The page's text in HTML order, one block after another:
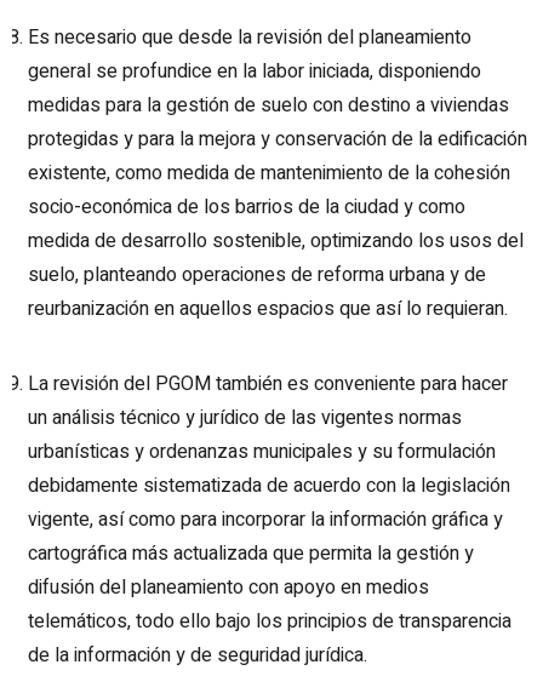
Es necesario que desde la revisión del planeamiento
general se profundice en la labor iniciada, disponiendo
medidas para la gestión de suelo con destino a viviendas
protegidas y para la mejora y conservación de la edificación
existente, como medida de mantenimiento de la cohesión
socio-económica de los barrios de la ciudad y como
medida de desarrollo sostenible, optimizando los usos del
suelo, planteando operaciones de reforma urbana y de
reurbanización en aquellos espacios que así lo requieran.
La revisión del PGOM también es conveniente para hacer
un análisis técnico y jurídico de las vigentes normas
urbanísticas y ordenanzas municipales y su formulación
debidamente sistematizada de acuerdo con la legislación
vigente, así como para incorporar la información gráfica y
cartográfica más actualizada que permita la gestión y
difusión del planeamiento con apoyo en medios
telemáticos, todo ello bajo los principios de transparencia
de la información y de seguridad jurídica.